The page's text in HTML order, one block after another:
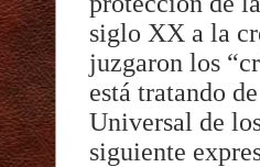
siglo XX a la
juzgaron los
está tratando
Universal de
siguiente